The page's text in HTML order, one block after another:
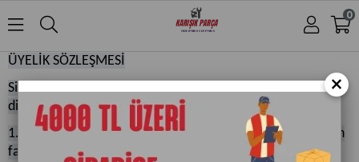
0
ÜYELİK SÖZLEŞMESİ
Sitemize üye olmadan önce aşağıda yer alan sözleşmeyi
dikkatlice okuyunuz lütfen.
1. Taraflar a) www.KARIŞIK PARÇA...com internet sitesinin
faaliyetlerini yürüten ..KARIŞIK PARÇA.........Sakarya
×